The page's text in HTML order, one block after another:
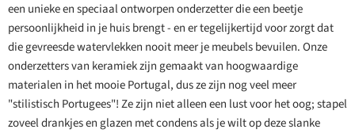
een unieke en speciaal ontworpen onderzetter die een beetje
persoonlijkheid in je huis brengt - en er tegelijkertijd voor zorgt dat
die gevreesde watervlekken nooit meer je meubels bevuilen. Onze
onderzetters van keramiek zijn gemaakt van hoogwaardige
materialen in het mooie Portugal, dus ze zijn nog veel meer
"stilistisch Portugees"! Ze zijn niet alleen een lust voor het oog; stapel
zoveel drankjes en glazen met condens als je wilt op deze slanke